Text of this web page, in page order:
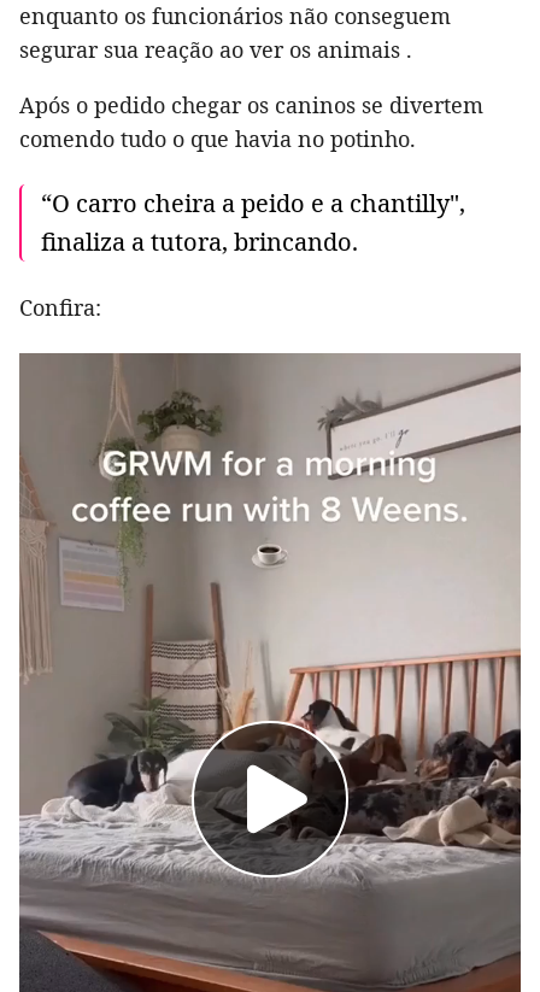
enquanto os funcionários não conseguem
segurar sua reação ao ver os animais .
Após o pedido chegar os caninos se divertem
comendo tudo o que havia no potinho.
“O carro cheira a peido e a chantilly",
finaliza a tutora, brincando.
Confira: